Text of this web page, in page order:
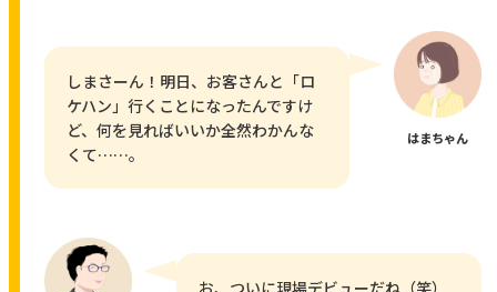
しまさーん！明日、お客さんと「ロ
ケハン」行くことになったんですけ
ど、何を見ればいいか全然わかんな
くて……。
はまちゃん
お、ついに現場デビューだね（笑）